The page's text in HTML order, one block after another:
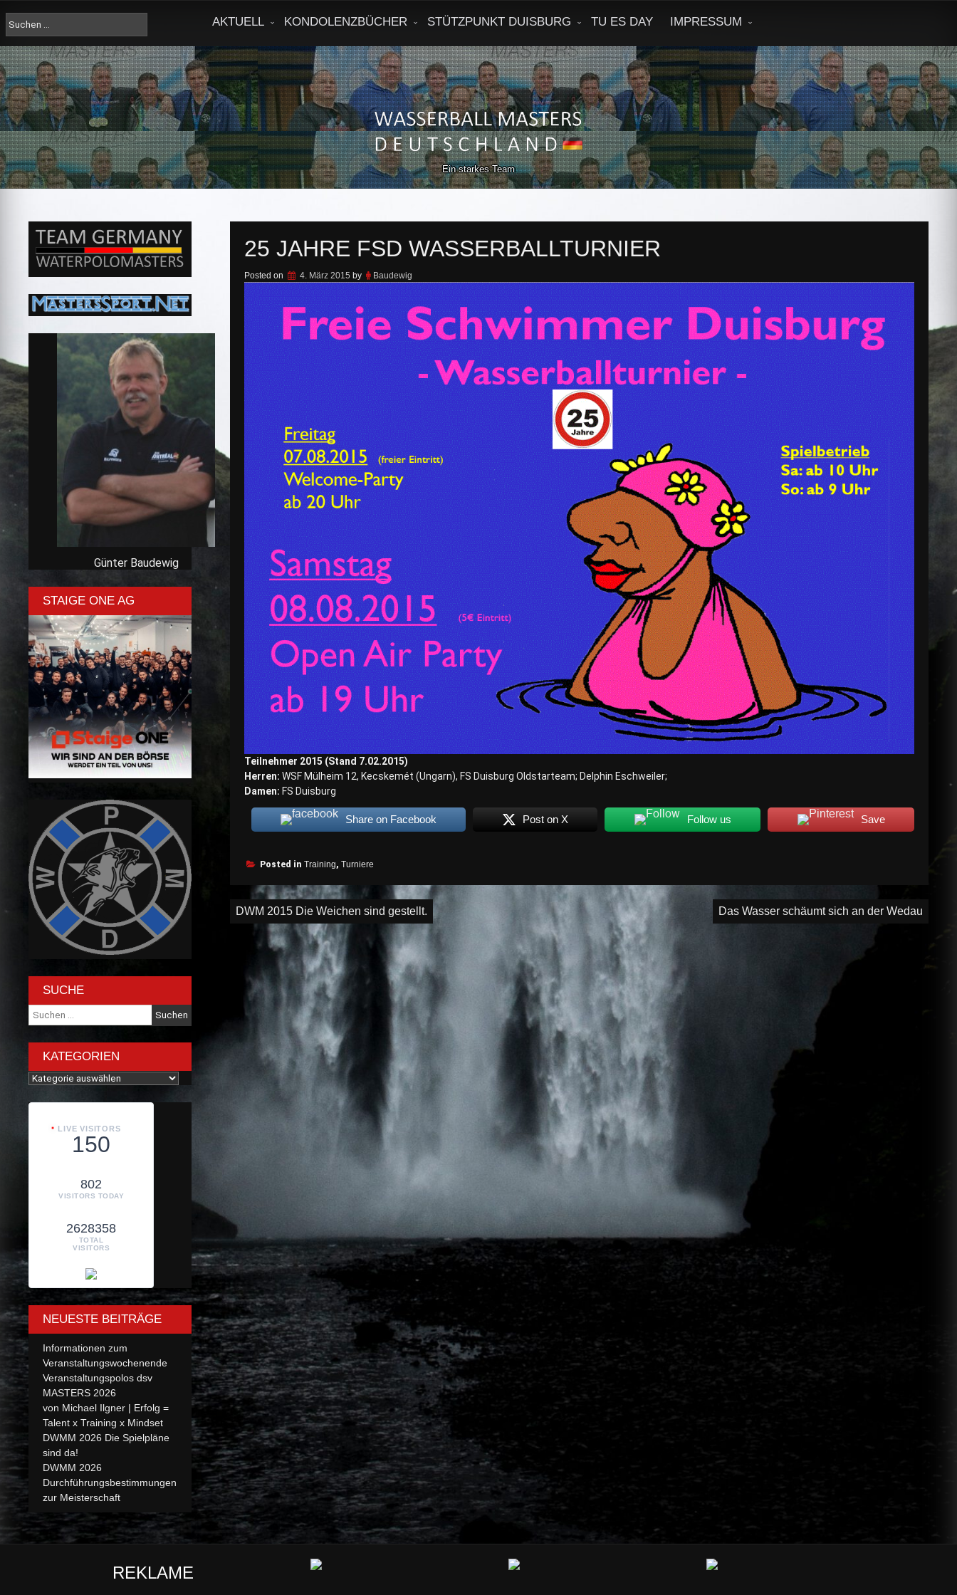
content
Suche
nach:
AKTUELL KONDOLENZBÜCHER STÜTZPUNKT DUISBURG TU ES DAY IMPRESSUM
Ein starkes Team
25 JAHRE FSD WASSERBALLTURNIER
Posted on 4. März 2015 by Baudewig
Teilnehmer 2015 (Stand 7.02.2015)
Herren: WSF Mülheim 12, Kecskemét (Ungarn), FS Duisburg Oldstarteam; Delphin Eschweiler;
Damen: FS Duisburg
Share on Facebook Post on X Follow us Save
Posted in Training, Turniere
Beitragsnavigation
DWM 2015 Die Weichen sind gestellt. Das Wasser schäumt sich an der Wedau
Günter Baudewig
STAIGE ONE AG
SUCHE
Suche
nach:
KATEGORIEN
Kategorien
LIVE VISITORS
150
802
VISITORS TODAY
2628358
TOTAL
VISITORS
NEUESTE BEITRÄGE
Informationen zum
Veranstaltungswochenende
Veranstaltungspolos dsv
MASTERS 2026
von Michael Ilgner | Erfolg =
Talent x Training x Mindset
DWMM 2026 Die Spielpläne
sind da!
DWMM 2026
Durchführungsbestimmungen
zur Meisterschaft
REKLAME